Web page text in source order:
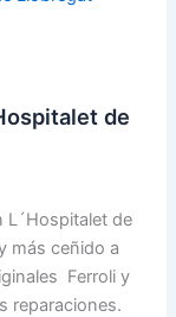
de
L´Hospitalet de
más ceñido a
Ferroli y
reparaciones.